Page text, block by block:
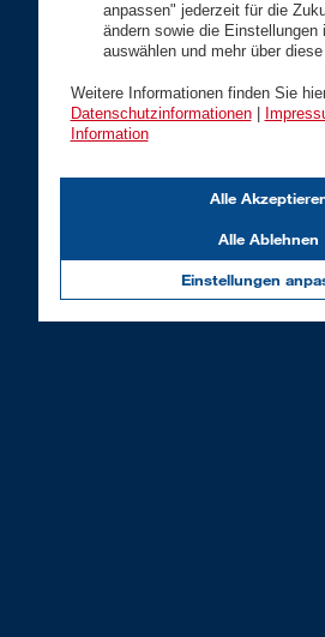
anpassen" jederzeit für die
ändern sowie die Einstellungen
auswählen und mehr über diese
Weitere Informationen finden Sie
Datenschutzinformationen|
Information
Einstellungen
Alle Ablehnen
Alle